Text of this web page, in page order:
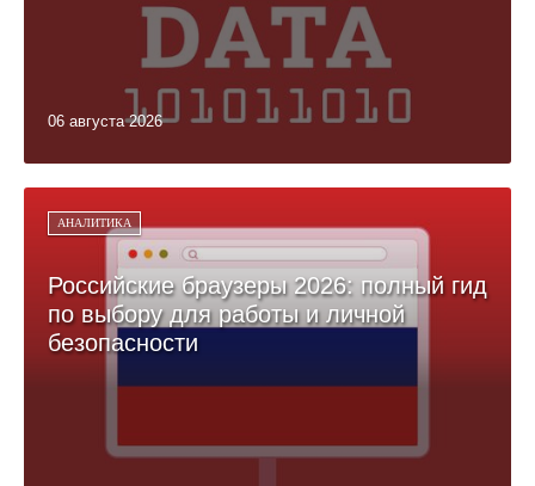
06 августа 2026
АНАЛИТИКА
Российские браузеры 2026: полный гид
по выбору для работы и личной
безопасности